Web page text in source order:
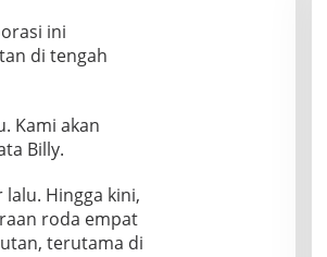
ini
di tengah
Kami akan
Billy.
Hingga kini,
roda empat
terutama di